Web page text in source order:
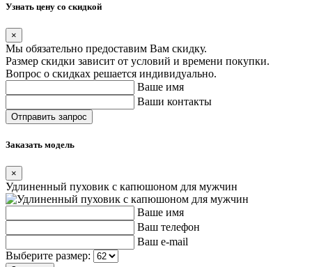
Узнать цену со скидкой
×
Мы обязательно предоставим Вам скидку.
Размер скидки зависит от условий и времени покупки.
Вопрос о скидках решается индивидуально.
Ваше имя
Ваши контакты
Заказать модель
×
Удлиненный пуховик с капюшоном для мужчин
Ваше имя
Ваш телефон
Ваш e-mail
Выберите размер: